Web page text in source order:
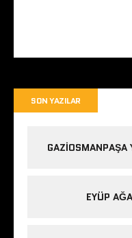
SON YAZILAR
GAZIOSMANPAŞA
EYÜP